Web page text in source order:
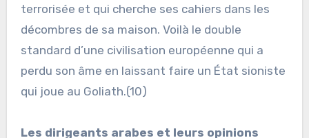
terrorisée et qui cherche ses cahiers dans les
décombres de sa maison. Voilà le double
standard d’une civilisation européenne qui a
perdu son âme en laissant faire un État sioniste
qui joue au Goliath.(10)
Les dirigeants arabes et leurs opinions